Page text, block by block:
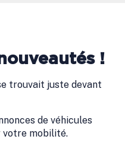
!
trouvait juste devant
de véhicules
votre mobilité.